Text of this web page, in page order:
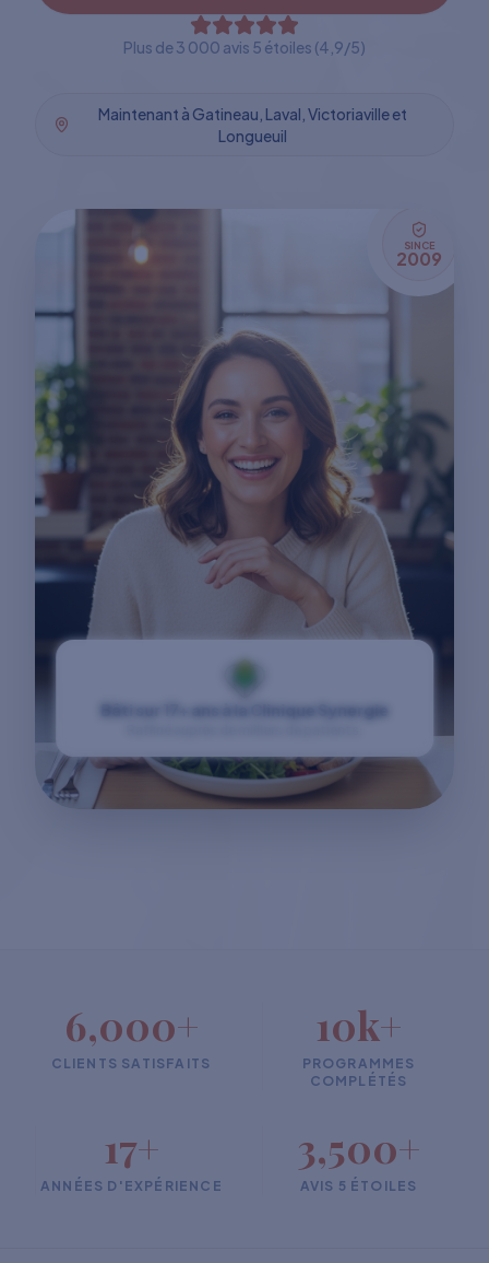
Plus de 3 000 avis 5 étoiles (4,9/5)
Maintenant à Gatineau, Laval, Victoriaville et
Longueuil
SINCE
2009
Bâti sur 17+ ans à la Clinique Synergie
6,000+
CLIENTS SATISFAITS
10k+
PROGRAMMES
COMPLÉTÉS
17+
ANNÉES D'EXPÉRIENCE
3,500+
AVIS 5 ÉTOILES